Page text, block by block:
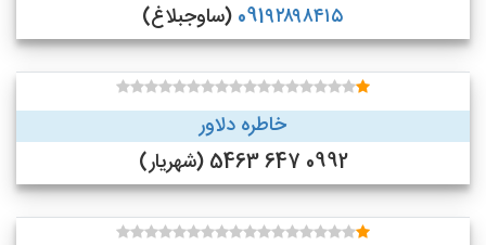
091۹۲۸۹۸۴۱۵ (ساوجبلاغ)
خاطره دلاور
0992 647 5463 (شهریار)